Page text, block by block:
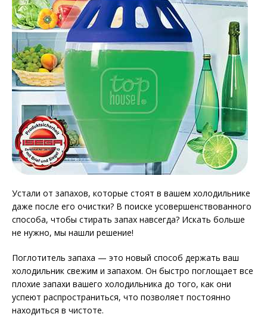
Устали от запахов, которые стоят в вашем холодильнике
даже после его очистки? В поиске усовершенствованного
способа, чтобы стирать запах навсегда? Искать больше
не нужно, мы нашли решение!
Поглотитель запаха — это новый способ держать ваш
холодильник свежим и запахом. Он быстро поглощает все
плохие запахи вашего холодильника до того, как они
успеют распространиться, что позволяет постоянно
находиться в чистоте.